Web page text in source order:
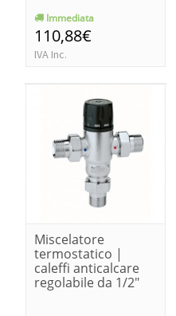
Immediata
110,88€
IVA Inc.
Miscelatore
termostatico |
caleffi anticalcare
regolabile da 1/2"